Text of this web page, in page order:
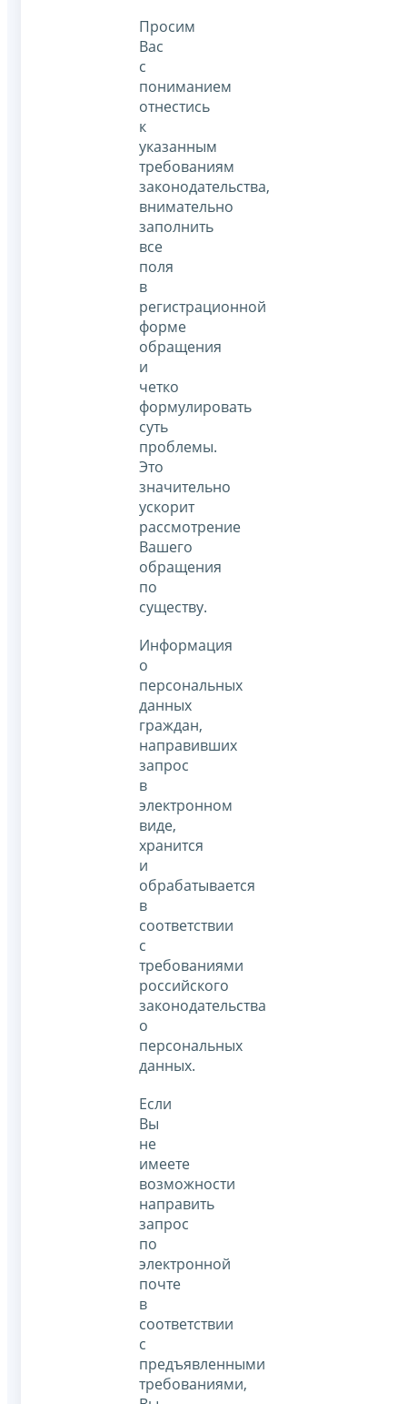
Просим
Вас
с
пониманием
отнестись
к
указанным
требованиям
законодательства,
внимательно
заполнить
все
поля
в
регистрационной
форме
обращения
и
четко
формулировать
суть
проблемы.
Это
значительно
ускорит
рассмотрение
Вашего
обращения
по
существу.
Информация
о
персональных
данных
граждан,
направивших
запрос
в
электронном
виде,
хранится
и
обрабатывается
в
соответствии
с
требованиями
российского
законодательства
о
персональных
данных.
Если
Вы
не
имеете
возможности
направить
запрос
по
электронной
почте
в
соответствии
с
предъявленными
требованиями,